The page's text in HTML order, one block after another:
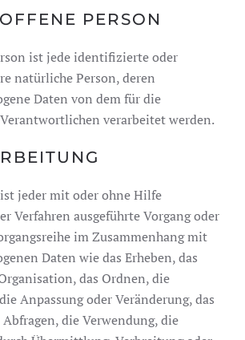
PERSON
ist jede identifizierte oder
natürliche Person, deren
Daten von dem für die
verarbeitet werden.
jeder mit oder ohne Hilfe
Verfahren ausgeführte Vorgang oder
im Zusammenhang mit
Daten wie das Erheben, das
das Ordnen, die
Anpassung oder Veränderung, das
Abfragen, die Verwendung, die